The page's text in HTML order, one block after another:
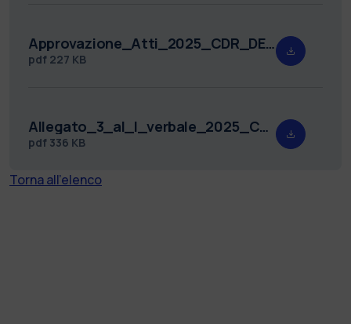
Approvazione_Atti_2025_CDR_DEIB_2.pdf
pdf 227 KB
Allegato_3_al_I_verbale_2025_CDR_DEIB_2.pdf
pdf 336 KB
Torna all'elenco